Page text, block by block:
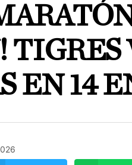
TIGRES
EN 14